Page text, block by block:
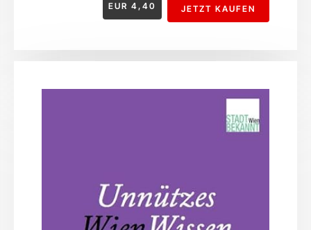
EUR 4,40 JETZT KAUFEN